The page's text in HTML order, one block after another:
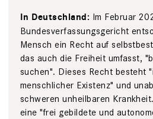
In Deutschland: Im Februar
Bundesverfassungsgericht
Mensch ein Recht auf
das auch die Freiheit umfasst,
suchen". Dieses Recht besteht
menschlicher Existenz" und
schweren unheilbaren
eine "frei gebildete und